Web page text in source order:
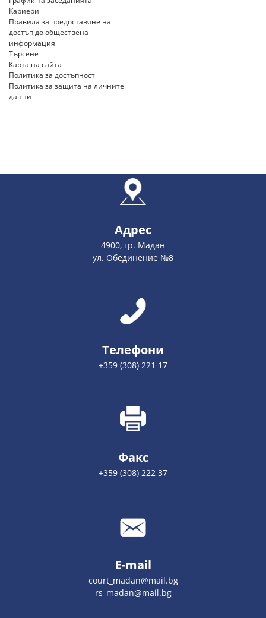
Кариери
Правила за предоставяне на
достъп до обществена
информация
Търсене
Карта на сайта
Политика за достъпност
Политика за защита на личните
данни
Адрес
4900, гр. Мадан
ул. Обединение №8
Телефони
+359 (308) 221 17
Факс
+359 (308) 222 37
E-mail
court_madan@mail.bg
rs_madan@mail.bg